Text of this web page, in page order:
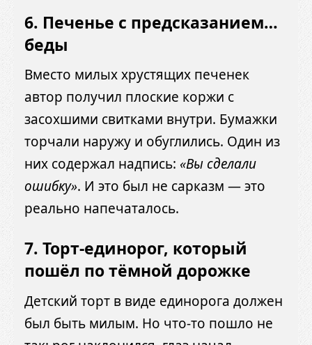
6. Печенье с предсказанием…
беды
Вместо милых хрустящих печенек
автор получил плоские коржи с
засохшими свитками внутри. Бумажки
торчали наружу и обуглились. Один из
них содержал надпись: «Вы сделали
ошибку». И это был не сарказм — это
реально напечаталось.
7. Торт-единорог, который
пошёл по тёмной дорожке
Детский торт в виде единорога должен
был быть милым. Но что-то пошло не